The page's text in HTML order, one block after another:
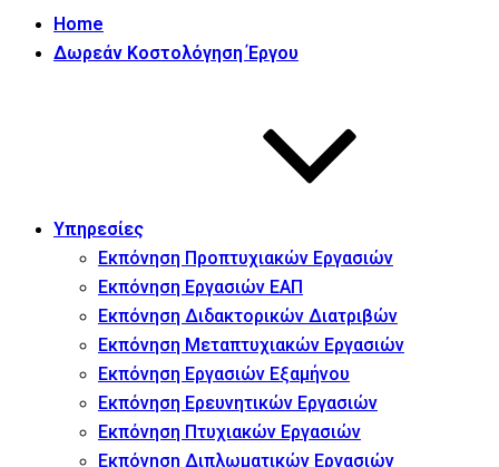
Home
Δωρεάν Κοστολόγηση Έργου
Υπηρεσίες
Εκπόνηση Προπτυχιακών Εργασιών
Εκπόνηση Εργασιών ΕΑΠ
Εκπόνηση Διδακτορικών Διατριβών
Εκπόνηση Μεταπτυχιακών Εργασιών
Εκπόνηση Εργασιών Εξαμήνου
Εκπόνηση Ερευνητικών Εργασιών
Εκπόνηση Πτυχιακών Εργασιών
Εκπόνηση Διπλωματικών Εργασιών